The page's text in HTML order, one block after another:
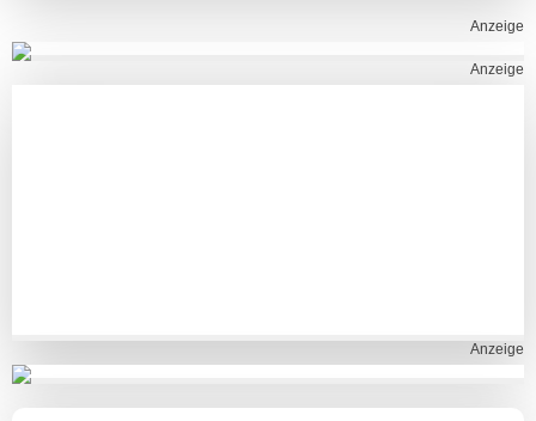
Anzeige
Anzeige
Anzeige